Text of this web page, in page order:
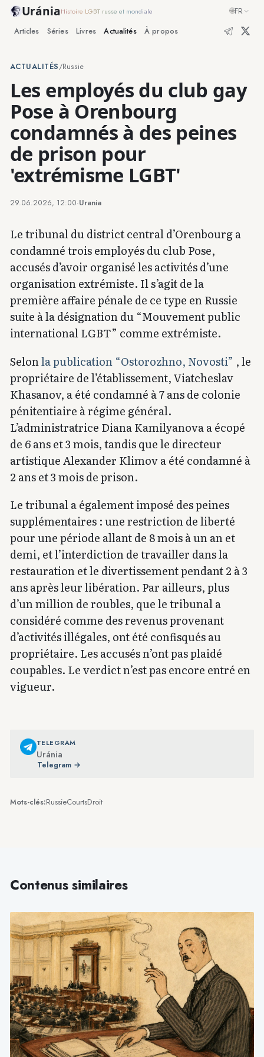
UrániaHistoire LGBT russe et mondiale 🌐FR
Articles Séries Livres Actualités À propos
ACTUALITÉS/Russie
Les employés du club gay
Pose à Orenbourg
condamnés à des peines
de prison pour
'extrémisme LGBT'
29.06.2026, 12:00·Urania
Le tribunal du district central d’Orenbourg a
condamné trois employés du club Pose,
accusés d’avoir organisé les activités d’une
organisation extrémiste. Il s’agit de la
première affaire pénale de ce type en Russie
suite à la désignation du “Mouvement public
international LGBT” comme extrémiste.
Selonla publication “Ostorozhno, Novosti” , le
propriétaire de l’établissement, Viatcheslav
Khasanov, a été condamné à 7 ans de colonie
pénitentiaire à régime général.
L’administratrice Diana Kamilyanova a écopé
de 6 ans et 3 mois, tandis que le directeur
artistique Alexander Klimov a été condamné à
2 ans et 3 mois de prison.
Le tribunal a également imposé des peines
supplémentaires : une restriction de liberté
pour une période allant de 8 mois à un an et
demi, et l’interdiction de travailler dans la
restauration et le divertissement pendant 2 à 3
ans après leur libération. Par ailleurs, plus
d’un million de roubles, que le tribunal a
considéré comme des revenus provenant
d’activités illégales, ont été confisqués au
propriétaire. Les accusés n’ont pas plaidé
coupables. Le verdict n’est pas encore entré en
vigueur.
TELEGRAM
Uránia
Telegram →
Mots-clés:RussieCourtsDroit
Contenus similaires